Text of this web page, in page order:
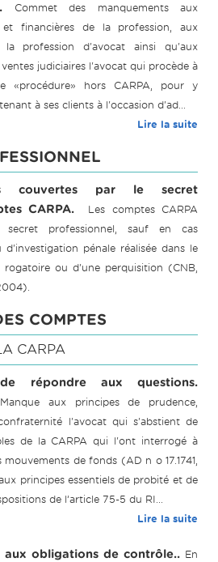
Commet des manquements aux
et financières de la profession, aux
la profession d'avocat ainsi qu'aux
judiciaires l'avocat qui procède à
«procédure» hors CARPA, pour y
à ses clients à l'occasion d'ad...
Lire la suite
couvertes par le secret
CARPA.
Les comptes CARPA
professionnel, sauf en cas
pénale réalisée dans le
rogatoire ou d'une perquisition (CNB,
COMPTES
CARPA
répondre aux questions.
Manque aux principes de prudence,
l'avocat qui s'abstient de
de la CARPA qui l'ont interrogé à
de fonds (AD n o 17.1741,
principes essentiels de probité et de
de l’article 75-5 du RI...
Lire la suite
aux obligations de contrôle.. En